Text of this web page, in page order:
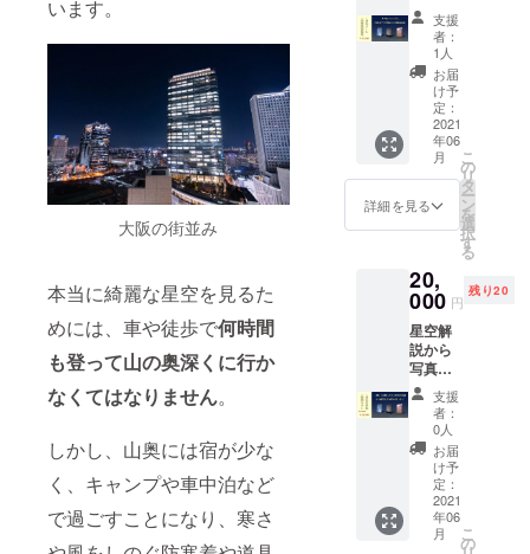
います。
大阪の街並み
本当に綺麗な星空を見るた
めには、車や徒歩で何時間
も登って山の奥深くに行か
なくてはなりません。
しかし、山奥には宿が少な
く、キャンプや車中泊など
で過ごすことになり、寒さ
影方法
・撮影
が楽し
くなる
構図、
アング
ル ・花
火や星
空など
被写体
ごとの
メンテ
ナンス
方法
ないシ
ンプル
なデザ
インな
ので、
シーン
を選ば
ずさり
げなく
星好き
をア
サイズ>
S（着
幅:52 肩
幅:44 袖
丈:57）
M（着
丈:67 身
幅:55 肩
幅:48 袖
丈:60）
L（着
丈:71 身
幅:58 肩
幅:52 袖
撮り方
まで、
全て知
りたい
方向け
のお得
な動画
セット
です。
ご支援
いただ
いた方
マホ、
タブ
レッ
ト、PC
で見ら
れる特
別限定
動画を
お送り
しま
す。 <
内容>
☆お礼
のメー
ル ☆限
支援
者：
1人
お届
け予
定：
2021
年06
月
詳細を見る
こ
の
リ
タ
ー
ン
を
選
択
す
る
20,
000 円
残り20
星空解
説から
写真の
撮り方
まで、
全て知
りたい
方向け
のお得
なDVD
セット
です。
支援
者：
0人
お届
け予
定：
2021
年06
月
こ
の